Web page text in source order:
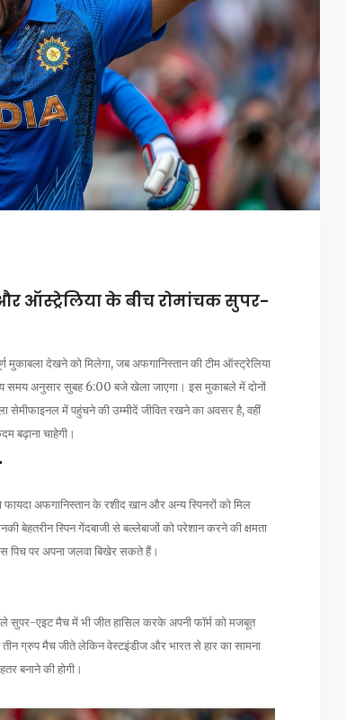
ऑस्ट्रेलिया के बीच रोमांचक सुपर-
देखने को मिलेगा, जब अफगानिस्तान की टीम ऑस्ट्रेलिया
समय अनुसार सुबह 6:00 बजे खेला जाएगा। इस मुकाबले में दोनों
सेमीफाइनल में पहुंचने की उम्मीदें जीवित रखने का अवसर है, वहीं
बढ़ाना चाहेगी।
अफगानिस्तान के रशीद खान और अन्य स्पिनरों को मिल
स्पिन गेंदबाजी से बल्लेबाजों को परेशान करने की क्षमता
पिच पर अपना जलवा बिखेर सकते हैं।
एइट मैच में भी जीत हासिल करके अपनी फॉर्म को मजबूत
तीन ग्रुप मैच जीते लेकिन वेस्टइंडीज और भारत से हार का सामना
बनाने की होगी।